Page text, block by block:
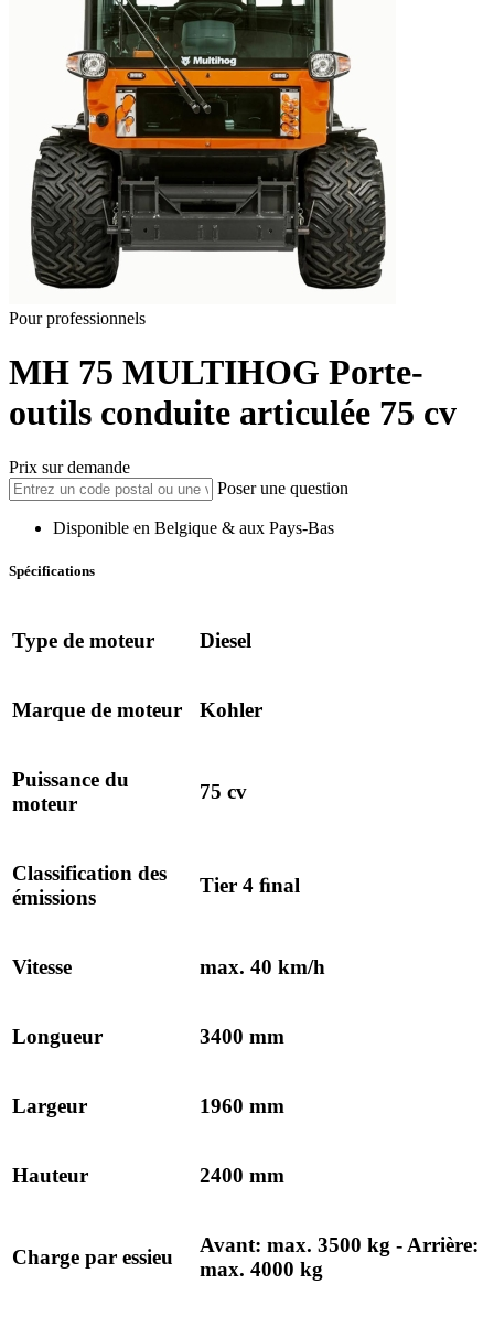
Pour professionnels
MH 75 MULTIHOG Porte-
outils conduite articulée 75 cv
Prix sur demande
Poser une question
Disponible en Belgique & aux Pays-Bas
Spécifications
Type de moteur Diesel
Marque de moteur Kohler
Puissance du
moteur
75 cv
Classification des
émissions
Tier 4 ﬁnal
Vitesse max. 40 km/h
Longueur 3400 mm
Largeur 1960 mm
Hauteur 2400 mm
Charge par essieu
Avant: max. 3500 kg - Arrière:
max. 4000 kg